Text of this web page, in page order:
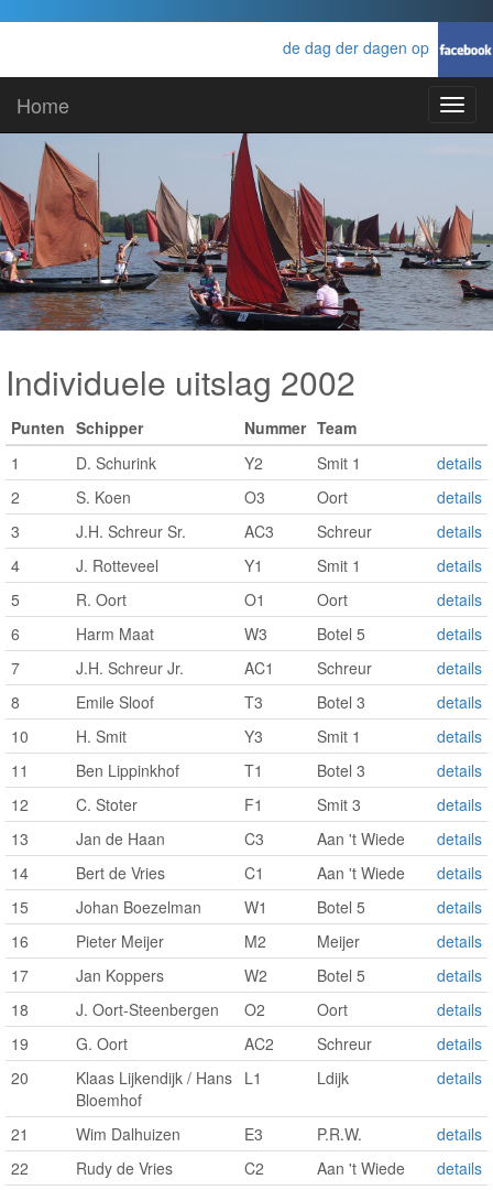
de dag der dagen op
Home
Individuele uitslag 2002
Punten Schipper Nummer Team
1
D. Schurink Y2 Smit 1
details
2
S. Koen O3 Oort
details
3
J.H. Schreur Sr. AC3 Schreur
details
4
J. Rotteveel Y1 Smit 1
details
5
R. Oort O1 Oort
details
6
Harm Maat W3 Botel 5
details
7
J.H. Schreur Jr. AC1 Schreur
details
8
Emile Sloof T3 Botel 3
details
10
H. Smit Y3 Smit 1
details
11
Ben Lippinkhof T1 Botel 3
details
12
C. Stoter F1 Smit 3
details
13
Jan de Haan C3 Aan 't Wiede
details
14
Bert de Vries C1 Aan 't Wiede
details
15
Johan Boezelman W1 Botel 5
details
16
Pieter Meijer M2 Meijer
details
17
Jan Koppers W2 Botel 5
details
18
J. Oort-Steenbergen O2 Oort
details
19
G. Oort AC2 Schreur
details
20
Klaas Lijkendijk / Hans
Bloemhof
L1 Ldijk details
21 Wim Dalhuizen E3 P.R.W.
details
22
Rudy de Vries C2 Aan 't Wiede
details